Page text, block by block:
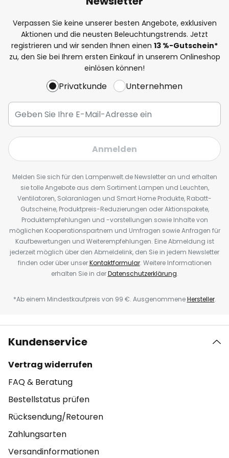
Verpassen Sie keine unserer besten Angebote, exklusiven
Aktionen und die neusten Beleuchtungstrends. Jetzt
registrieren und wir senden Ihnen einen 13 %-Gutschein*
zu, den Sie bei Ihrem ersten Einkauf in unserem Onlineshop
einlösen können!
Privatkunde Unternehmen
Anmelden
Melden Sie sich für den Lampenwelt.de Newsletter an und erhalten
sie tolle Angebote aus dem Sortiment Lampen und Leuchten,
Ventilatoren, Solaranlagen und Smart Home Produkte, Rabatt-
Gutscheine, Produktpreis-Reduzierungen oder Aktionspakete,
Produktempfehlungen und -vorstellungen sowie Inhalte von
möglichen Kooperationspartnern und Umfragen sowie Anfragen für
Kaufbewertungen und Weiterempfehlungen. Eine Abmeldung ist
jederzeit möglich über den Abmeldelink, den Sie in jedem Newsletter
finden oder über unserKontaktformular. Weitere Informationen
erhalten Sie in derDatenschutzerklärung.
*Ab einem Mindestkaufpreis von 99 €. AusgenommeneHersteller.
Kundenservice
Vertrag widerrufen
FAQ & Beratung
Bestellstatus prüfen
Rücksendung/Retouren
Zahlungsarten
Versandinformationen